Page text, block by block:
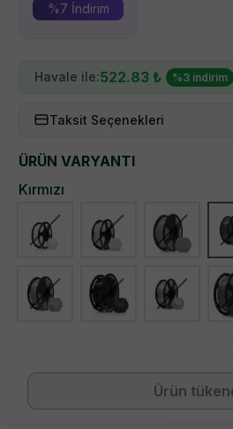
%7 İndirim
Havale ile:522.83 ₺ %3 indirim
Taksit Seçenekleri
ÜRÜN VARYANTI
Kırmızı
Ürün